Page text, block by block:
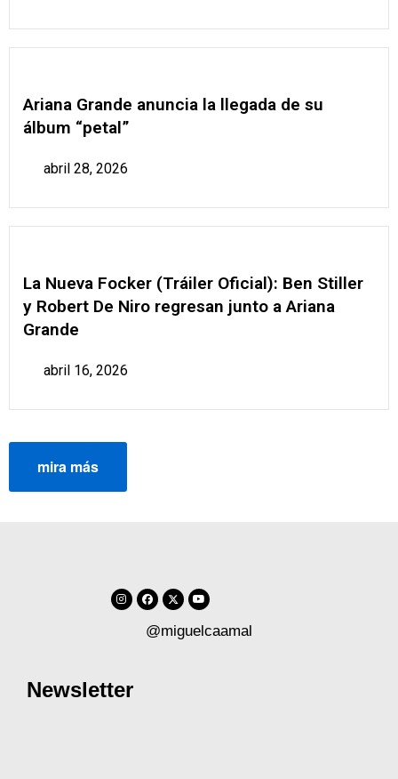
Ariana Grande anuncia la llegada de su
álbum “petal”
abril 28, 2026
La Nueva Focker (Tráiler Oficial): Ben Stiller
y Robert De Niro regresan junto a Ariana
Grande
abril 16, 2026
mira más
@miguelcaamal
Newsletter